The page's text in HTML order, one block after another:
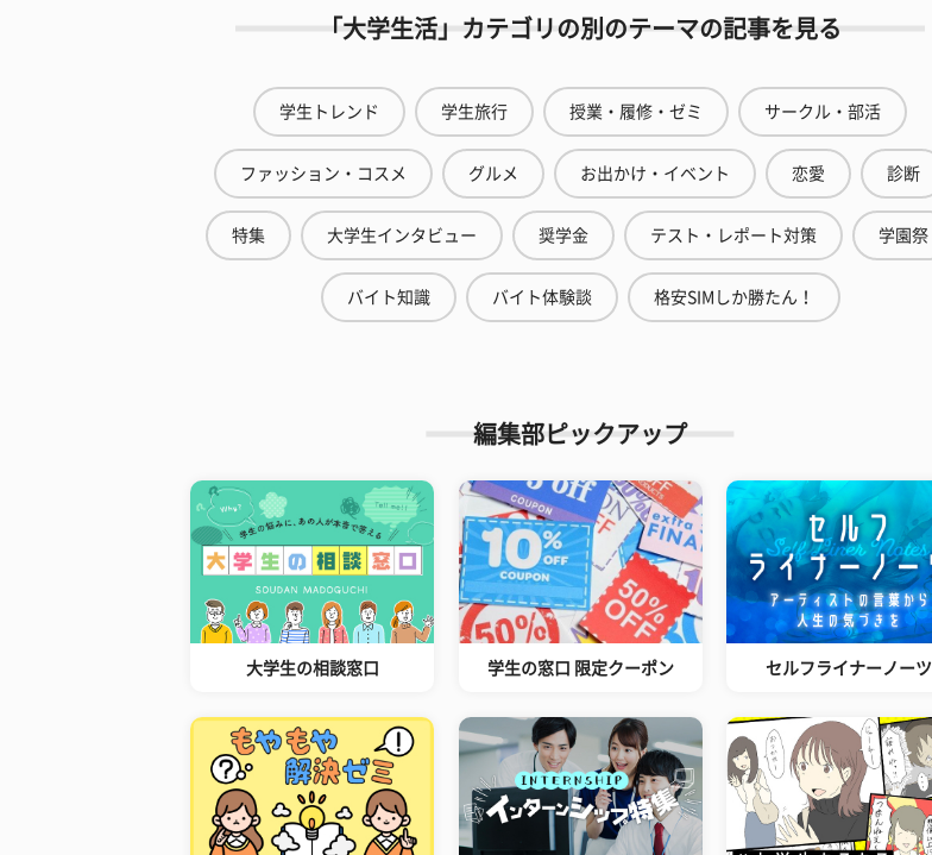
「大学生活」カテゴリの別のテーマの記事を見る
学生トレンド 学生旅行 授業・履修・ゼミ サークル・部活
ファッション・コスメ グルメ お出かけ・イベント 恋愛 診断
特集 大学生インタビュー 奨学金 テスト・レポート対策 学園祭
バイト知識 バイト体験談 格安SIMしか勝たん！
編集部ピックアップ
大学生の相談窓口 学生の窓口 限定クーポン セルフライナーノーツ